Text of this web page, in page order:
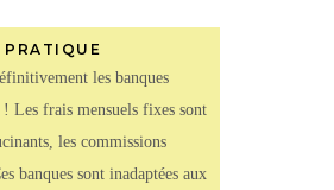
PRATIQUE
les banques
! Les frais mensuels fixes sont
les commissions
banques sont inadaptées aux